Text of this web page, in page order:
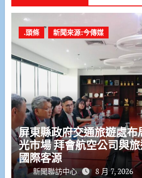
.頭條 新聞來源:今傳媒
屏東縣政府交通旅遊處布
光市場 拜會航空公司與旅遊巨頭共拓
國際客源
新聞聯訪中心 8 月 7, 2026